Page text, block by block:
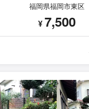
福岡県福岡市東区
¥7,500